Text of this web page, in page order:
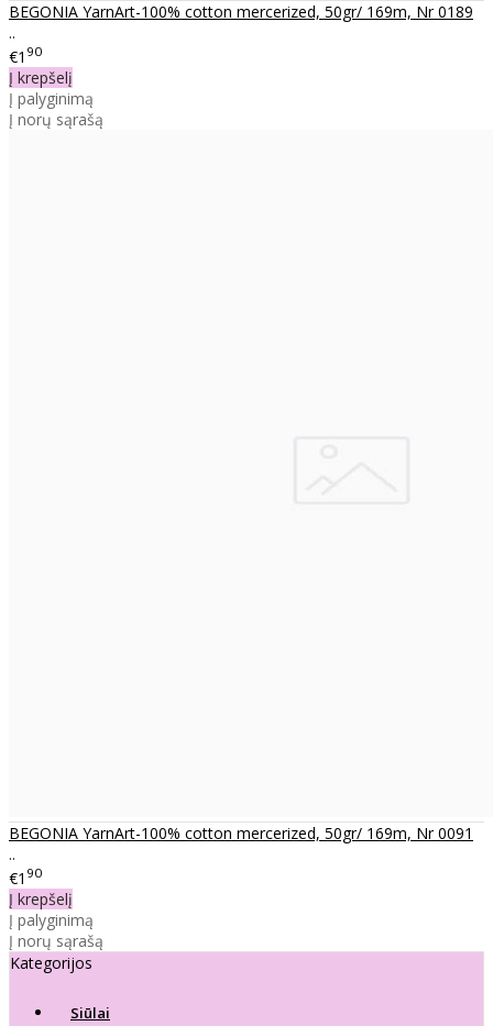
BEGONIA YarnArt-100% cotton mercerized, 50gr/ 169m, Nr 0189
..
€1 90
Į krepšelį
Į palyginimą
Į norų sąrašą
BEGONIA YarnArt-100% cotton mercerized, 50gr/ 169m, Nr 0091
..
€1 90
Į krepšelį
Į palyginimą
Į norų sąrašą
Kategorijos
Siūlai